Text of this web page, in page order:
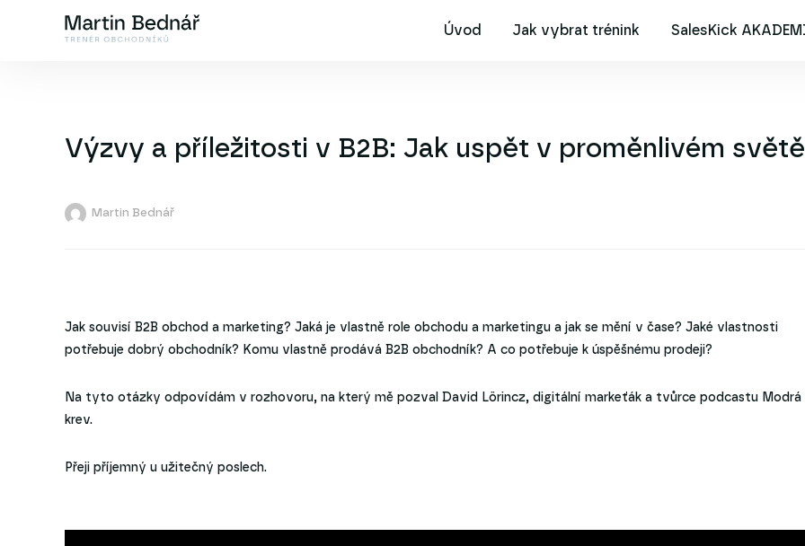
Úvod Jak vybrat trénink SalesKick
Výzvy a příležitosti v B2B: Jak uspět v proměnlivém
Martin Bednář
Jak souvisí B2B obchod a marketing? Jaká je vlastně role obchodu a marketingu a jak se mění v čase? Jaké vlastnosti
potřebuje dobrý obchodník? Komu vlastně prodává B2B obchodník? A co potřebuje k úspěšnému prodeji?
Na tyto otázky odpovídám v rozhovoru, na který mě pozval David Lörincz, digitální markeťák a tvůrce podcastu Modrá
krev.
Přeji příjemný u užitečný poslech.